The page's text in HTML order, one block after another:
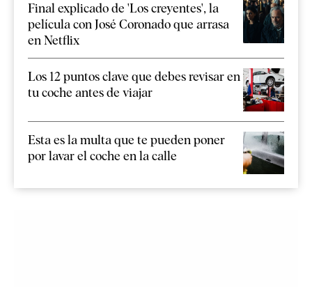
Final explicado de 'Los creyentes', la
película con José Coronado que arrasa
en Netflix
Los 12 puntos clave que debes revisar en
tu coche antes de viajar
Esta es la multa que te pueden poner
por lavar el coche en la calle